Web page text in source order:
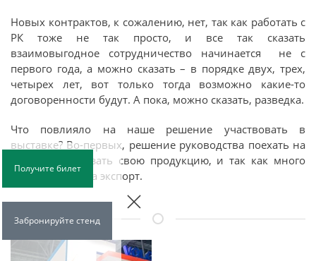
Новых контрактов, к сожалению, нет, так как работать с
РК тоже не так просто, и все так сказать
взаимовыгодное сотрудничество начинается не с
первого года, а можно сказать – в порядке двух, трех,
четырех лет, вот только тогда возможно какие-то
договоренности будут. А пока, можно сказать, разведка.
Что повлияло на наше решение участвовать в
выставке? Во-первых, решение руководства поехать на
выставку, показать свою продукцию, и так как много
идет отгрузок на экспорт.
Получите билет
Забронируйте стенд